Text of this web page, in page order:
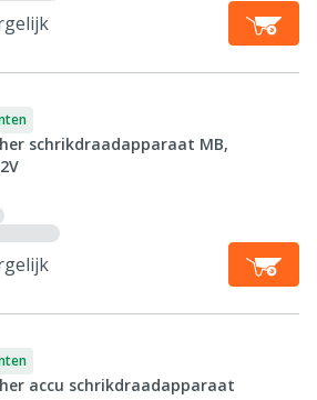
schrikdraadapparaat MB,
accu schrikdraadapparaat